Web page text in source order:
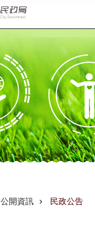
公開資訊 民政公告